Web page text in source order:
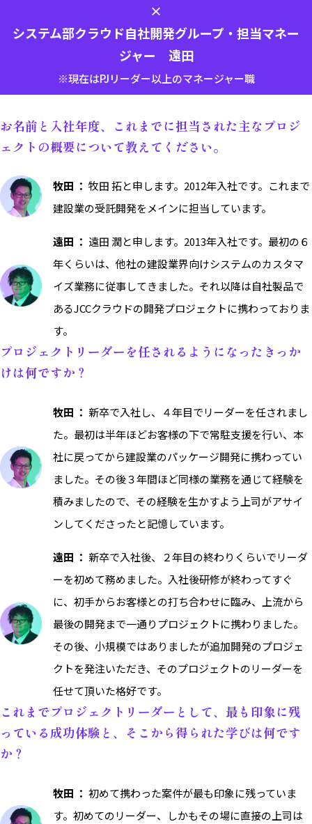
×
システム部クラウド自社開発グループ・担当マネー
ジャー 遠田
※現在はPJリーダー以上のマネージャー職
お名前と入社年度、これまでに担当された主なプロジ
ェクトの概要について教えてください。
牧田 ： 牧田 拓と申します。2012年入社です。これまで
建設業の受託開発をメインに担当しています。
遠田 ： 遠田 潤と申します。2013年入社です。最初の６
年くらいは、他社の建設業界向けシステムのカスタマ
イズ業務に従事してきました。それ以降は自社製品で
あるJCCクラウドの開発プロジェクトに携わっておりま
す。
プロジェクトリーダーを任されるようになったきっか
けは何ですか？
牧田 ： 新卒で入社し、４年目でリーダーを任されまし
た。最初は半年ほどお客様の下で常駐支援を行い、本
社に戻ってから建設業のパッケージ開発に携わってい
ました。その後３年間ほど同様の業務を通じて経験を
積みましたので、その経験を生かすよう上司がアサイ
ンしてくださったと記憶しています。
遠田 ： 新卒で入社後、２年目の終わりくらいでリーダ
ーを初めて務めました。入社後研修が終わってすぐ
に、初手からお客様との打ち合わせに臨み、上流から
最後の開発まで一通りプロジェクトに携わりました。
その後、小規模ではありましたが追加開発のプロジェ
クトを発注いただき、そのプロジェクトのリーダーを
任せて頂いた格好です。
これまでプロジェクトリーダーとして、最も印象に残
っている成功体験と、そこから得られた学びは何です
か？
牧田 ： 初めて携わった案件が最も印象に残っていま
す。初めてのリーダー、しかもその場に直接の上司は